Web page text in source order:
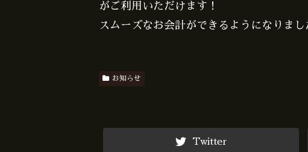
がご利用いただけます！
スムーズなお会計ができるようになりま
お知らせ
Twitter